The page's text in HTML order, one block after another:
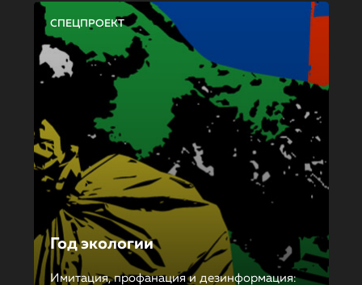
СПЕЦПРОЕКТ
Год экологии
Имитация, профанация и дезинформация: